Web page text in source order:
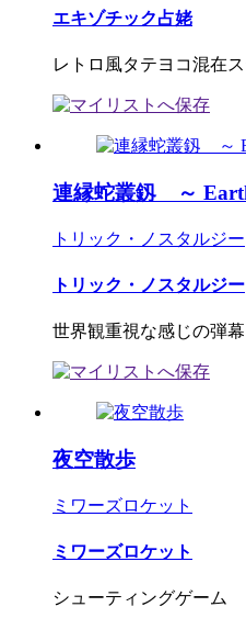
エキゾチック占姥
レトロ風タテヨコ混在
連縁蛇叢釼 ～
トリック・ノスタルジー
トリック・ノスタルジー
世界観重視な感じの弾
夜空散歩
ミワーズロケット
ミワーズロケット
シューティングゲーム